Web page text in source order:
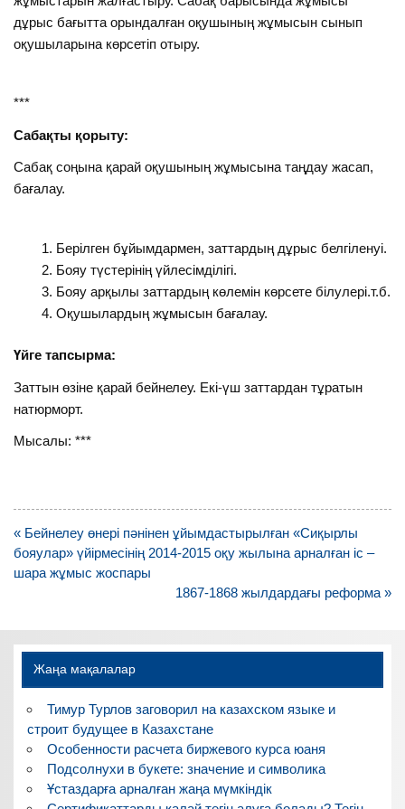
дұрыс бағытта орындалған оқушының жұмысын сынып
оқушыларына көрсетіп отыру.
***
Сабақты қорыту:
Сабақ соңына қарай оқушының жұмысына таңдау жасап,
бағалау.
Берілген бұйымдармен, заттардың дұрыс белгіленуі.
Бояу түстерінің үйлесімділігі.
Бояу арқылы заттардың көлемін көрсете білулері.т.б.
Оқушылардың жұмысын бағалау.
Үйге тапсырма:
Заттын өзіне қарай бейнелеу. Екі-үш заттардан тұратын
натюрморт.
Мысалы: ***
Навигация
по
записям
« Бейнелеу өнері пәнінен ұйымдастырылған «Сиқырлы
бояулар» үйірмесінің 2014-2015 оқу жылына арналған іс –
шара жұмыс жоспары
1867-1868 жылдардағы реформа »
Жаңа мақалалар
Тимур Турлов заговорил на казахском языке и
строит будущее в Казахстане
Особенности расчета биржевого курса юаня
Подсолнухи в букете: значение и символика
Ұстаздарға арналған жаңа мүмкіндік